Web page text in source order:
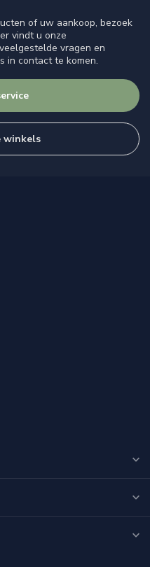
of uw aankoop, bezoek
vindt u onze
vragen en
in contact te komen.
winkels